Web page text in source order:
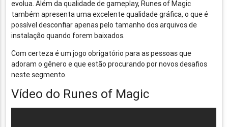
evolua. Além da qualidade de gameplay, Runes of Magic
também apresenta uma excelente qualidade gráfica, o que é
possível desconfiar apenas pelo tamanho dos arquivos de
instalação quando forem baixados.
Com certeza é um jogo obrigatório para as pessoas que
adoram o gênero e que estão procurando por novos desafios
neste segmento.
Vídeo do Runes of Magic